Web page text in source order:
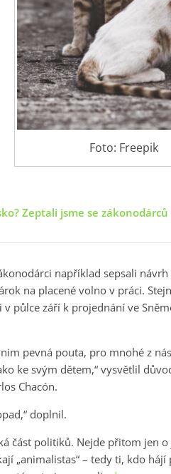
Foto: Freepik
Zeptali jsme se zákonodárců
například sepsali návrh
na placené volno v práci.
půlce září k projednání ve
pevná pouta, pro mnohé z
ke svým dětem,“ vysvětlil
Chacón.
doplnil.
část politiků. Nejde přitom jen o
„animalistas“ – tedy ti, kdo hájí